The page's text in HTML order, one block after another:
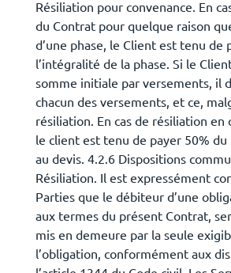
Résiliation pour convenance. En
du Contrat pour quelque raison
d’une phase, le Client est tenu de
l’intégralité de la phase. Si le
somme initiale par versements, il
chacun des versements, et ce,
résiliation. En cas de résiliation en
le client est tenu de payer 50%
au devis. 4.2.6 Dispositions
Résiliation. Il est expressément
Parties que le débiteur d’une
aux termes du présent Contrat,
mis en demeure par la seule
l’obligation, conformément aux